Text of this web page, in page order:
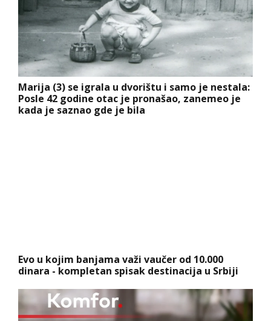
Marija (3) se igrala u dvorištu i samo je nestala:
Posle 42 godine otac je pronašao, zanemeo je
kada je saznao gde je bila
Evo u kojim banjama važi vaučer od 10.000
dinara - kompletan spisak destinacija u Srbiji